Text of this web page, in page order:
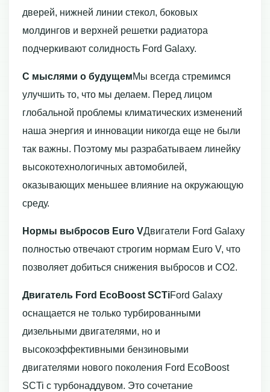
дверей, нижней линии стекол, боковых
молдингов и верхней решетки радиатора
подчеркивают солидность Ford Galaxy.
С мыслями о будущемМы всегда стремимся
улучшить то, что мы делаем. Перед лицом
глобальной проблемы климатических изменений
наша энергия и инновации никогда еще не были
так важны. Поэтому мы разрабатываем линейку
высокотехнологичных автомобилей,
оказывающих меньшее влияние на окружающую
среду.
Нормы выбросов Euro VДвигатели Ford Galaxy
полностью отвечают строгим нормам Euro V, что
позволяет добиться снижения выбросов и CO2.
Двигатель Ford EcoBoost SCTiFord Galaxy
оснащается не только турбированными
дизельными двигателями, но и
высокоэффективными бензиновыми
двигателями нового поколения Ford EcoBoost
SCTi с турбонаддувом. Это сочетание